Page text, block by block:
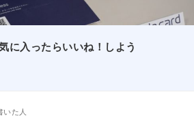
に入ったらいいね！しよう
いた人